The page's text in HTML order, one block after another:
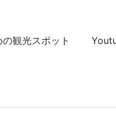
観光スポット